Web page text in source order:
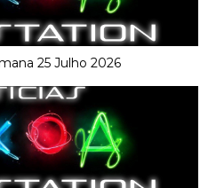
25 Julho 2026